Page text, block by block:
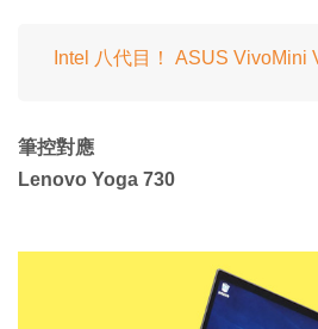
Intel 八代目！ ASUS VivoMini
筆控對應
Lenovo Yoga 730